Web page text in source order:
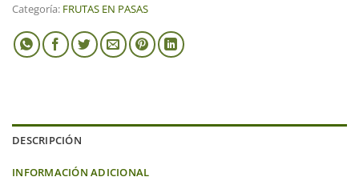
Categoría: FRUTAS EN PASAS
DESCRIPCIÓN
INFORMACIÓN ADICIONAL